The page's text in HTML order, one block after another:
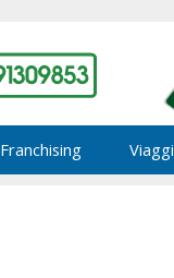
Franchising Viaggi